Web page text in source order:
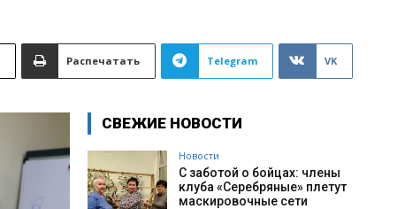
Распечатать Telegram VK
СВЕЖИЕ НОВОСТИ
Новости
С заботой о бойцах: члены
клуба «Серебряные» плетут
маскировочные сети